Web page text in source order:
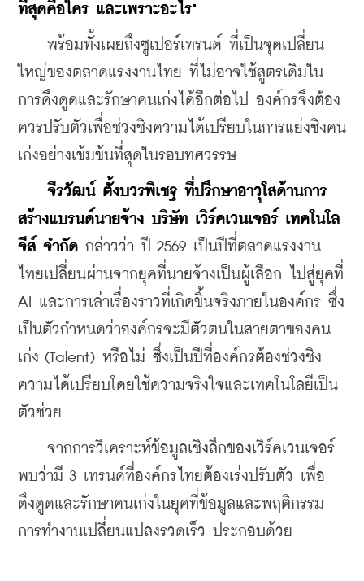
ที่สุดคือใคร และเพราะอะไร"
พร้อมทั้งเผยถึงซูเปอร์เทรนด์ ที่เป็นจุดเปลี่ยน
ใหญ่ของตลาดแรงงานไทย ที่ไม่อาจใช้สูตรเดิมใน
การดึงดูดและรักษาคนเก่งได้อีกต่อไป องค์กรจึงต้อง
ควรปรับตัวเพื่อช่วงชิงความได้เปรียบในการแย่งชิงคน
เก่งอย่างเข้มข้นที่สุดในรอบทศวรรษ
จีรวัฒน์ ตั้งบวรพิเชฐ ที่ปรึกษาอาวุโสด้านการ
สร้างแบรนด์นายจ้าง บริษัท เวิร์คเวนเจอร์ เทคโนโล
จีส์ จำกัด กล่าวว่า ปี 2569 เป็นปีที่ตลาดแรงงาน
ไทยเปลี่ยนผ่านจากยุคที่นายจ้างเป็นผู้เลือก ไปสู่ยุคที่
AI และการเล่าเรื่องราวที่เกิดขึ้นจริงภายในองค์กร ซึ่ง
เป็นตัวกำหนดว่าองค์กรจะมีตัวตนในสายตาของคน
เก่ง (Talent) หรือไม่ ซึ่งเป็นปีที่องค์กรต้องช่วงชิง
ความได้เปรียบโดยใช้ความจริงใจและเทคโนโลยีเป็น
ตัวช่วย
จากการวิเคราะห์ข้อมูลเชิงลึกของเวิร์คเวนเจอร์
พบว่ามี 3 เทรนด์ที่องค์กรไทยต้องเร่งปรับตัว เพื่อ
ดึงดูดและรักษาคนเก่งในยุคที่ข้อมูลและพฤติกรรม
การทำงานเปลี่ยนแปลงรวดเร็ว ประกอบด้วย